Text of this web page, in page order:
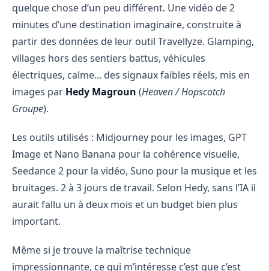
quelque chose d’un peu différent. Une vidéo de 2
minutes d’une destination imaginaire, construite à
partir des données de leur outil Travellyze. Glamping,
villages hors des sentiers battus, véhicules
électriques, calme... des signaux faibles réels, mis en
images par Hedy Magroun (Heaven / Hopscotch
Groupe).
Les outils utilisés : Midjourney pour les images, GPT
Image et Nano Banana pour la cohérence visuelle,
Seedance 2 pour la vidéo, Suno pour la musique et les
bruitages. 2 à 3 jours de travail. Selon Hedy, sans l’IA il
aurait fallu un à deux mois et un budget bien plus
important.
Même si je trouve la maîtrise technique
impressionnante, ce qui m’intéresse c’est que c’est